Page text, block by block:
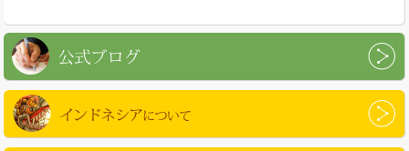
公式ブログ
インドネシアについて